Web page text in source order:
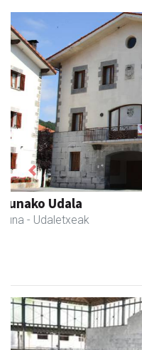
Asun denda
Andoain - Arropa-dendak
Previous